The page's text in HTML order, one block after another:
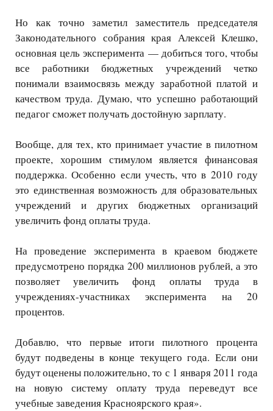
Но как точно заметил заместитель председателя
Законодательного собрания края Алексей Клешко,
основная цель эксперимента — добиться того, чтобы
все работники бюджетных учреждений четко
понимали взаимосвязь между заработной платой и
качеством труда. Думаю, что успешно работающий
педагог сможет получать достойную зарплату.
Вообще, для тех, кто принимает участие в пилотном
проекте, хорошим стимулом является финансовая
поддержка. Особенно если учесть, что в 2010 году
это единственная возможность для образовательных
учреждений и других бюджетных организаций
увеличить фонд оплаты труда.
На проведение эксперимента в краевом бюджете
предусмотрено порядка 200 миллионов рублей, а это
позволяет увеличить фонд оплаты труда в
учреждениях-участниках эксперимента на 20
процентов.
Добавлю, что первые итоги пилотного процента
будут подведены в конце текущего года. Если они
будут оценены положительно, то с 1 января 2011 года
на новую систему оплату труда переведут все
учебные заведения Красноярского края».